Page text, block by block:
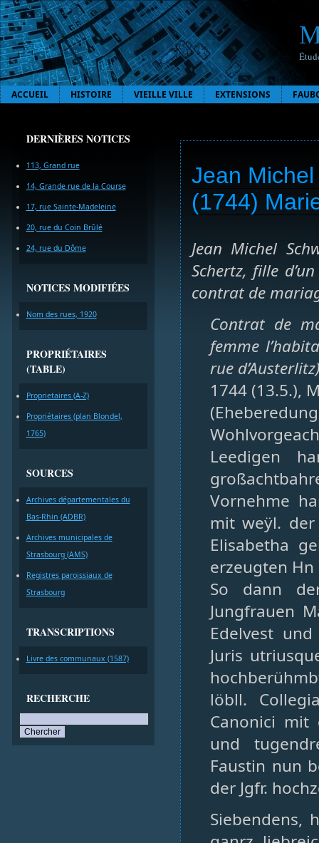
ACCUEIL HISTOIRE VIEILLE VILLE EXTENSIONS
DERNIÈRES NOTICES
113, Grand rue
14, Grande rue de la Course
17, rue Sainte-Madeleine
20, rue du Coin Brûlé
24, rue du Dôme
NOTICES MODIFIÉES
Nom des rues, 1920
PROPRIÉTAIRES
(TABLE)
Proprietaires (A-Z)
Propriétaires (plan Blondel,
1765)
SOURCES
Archives départementales du
Bas-Rhin (ADBR)
Archives municipales de
Strasbourg (AMS)
Registres paroissiaux de
Strasbourg
TRANSCRIPTIONS
Livre des communaux (1587)
RECHERCHE
Jean
(1744)
Jean Michel
Schertz, fille
contrat de
Contrat de
femme
rue
1744 (13.5.),
Leedigen
Vornehme
mit weÿl.
Elisabetha
erzeugten
So dann
Jungfrauen
Edelvest
Juris
löbll.
Canonici mit
und
Faustin nun
der Jgfr.
Siebendens,